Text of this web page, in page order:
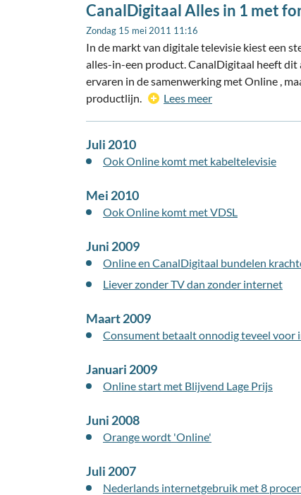
CanalDigitaal Alles in 1 met
Zondag 15 mei 2011 11:16
In de markt van digitale televisie kiest een
alles-in-een product. CanalDigitaal heeft
ervaren in de samenwerking met Online ,
productlijn.
Lees meer
Juli 2010
Ook Online komt met kabeltelevisie
Mei 2010
Ook Online komt met VDSL
Juni 2009
Online en CanalDigitaal bundelen
Liever zonder TV dan zonder internet
Maart 2009
Consument betaalt onnodig teveel voor
Januari 2009
Online start met Blijvend Lage Prijs
Juni 2008
Orange wordt 'Online'
Juli 2007
Nederlands internetgebruik met 8